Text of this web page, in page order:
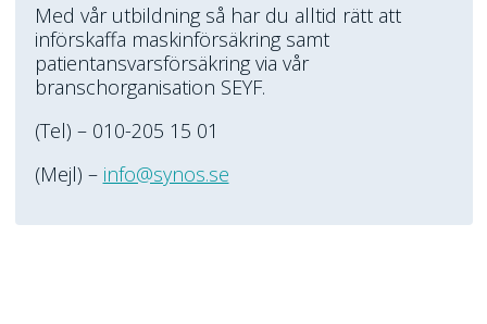
Med vår utbildning så har du alltid rätt att
införskaffa maskinförsäkring samt
patientansvarsförsäkring via vår
branschorganisation SEYF.
(Tel) – 010-205 15 01
(Mejl) – info@synos.se